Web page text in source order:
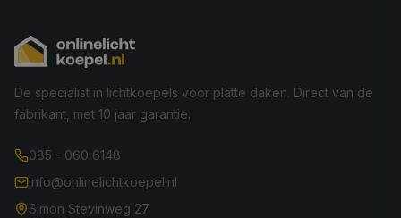
De specialist in lichtkoepels voor platte daken. Direct van de
fabrikant, met 10 jaar garantie.
085 - 060 6148
info@onlinelichtkoepel.nl
Simon Stevinweg 27